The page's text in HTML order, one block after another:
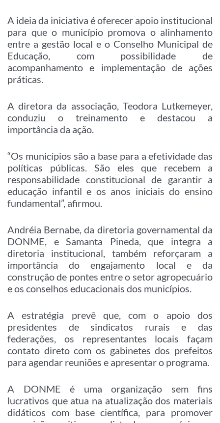
A ideia da iniciativa é oferecer apoio institucional
para que o município promova o alinhamento
entre a gestão local e o Conselho Municipal de
Educação, com possibilidade de
acompanhamento e implementação de ações
práticas.
A diretora da associação, Teodora Lutkemeyer,
conduziu o treinamento e destacou a
importância da ação.
“Os municípios são a base para a efetividade das
políticas públicas. São eles que recebem a
responsabilidade constitucional de garantir a
educação infantil e os anos iniciais do ensino
fundamental”, afirmou.
Andréia Bernabe, da diretoria governamental da
DONME, e Samanta Pineda, que integra a
diretoria institucional, também reforçaram a
importância do engajamento local e da
construção de pontes entre o setor agropecuário
e os conselhos educacionais dos municípios.
A estratégia prevê que, com o apoio dos
presidentes de sindicatos rurais e das
federações, os representantes locais façam
contato direto com os gabinetes dos prefeitos
para agendar reuniões e apresentar o programa.
A DONME é uma organização sem fins
lucrativos que atua na atualização dos materiais
didáticos com base científica, para promover